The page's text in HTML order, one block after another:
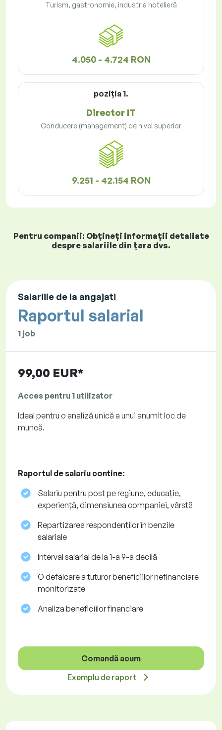
Turism, gastronomie, industria hotelieră
4.050 - 4.724 RON
poziţia 1.
Director IT
Conducere (management) de nivel superior
9.251 - 42.154 RON
Pentru companii: Obțineți informații detaliate
despre salariile din țara dvs.
Salariile de la angajati
Raportul salarial
1 job
99,00 EUR*
Acces pentru 1 utilizator
Ideal pentru o analiză unică a unui anumit loc de
muncă.
Raportul de salariu contine:
Salariu pentru post pe regiune, educație,
experiență, dimensiunea companiei, vârstă
Repartizarea respondenților în benzile
salariale
Interval salarial de la 1-a 9-a decilă
O defalcare a tuturor beneficiilor nefinanciare
monitorizate
Analiza beneficiilor financiare
Comandă acum
Exemplu de raport